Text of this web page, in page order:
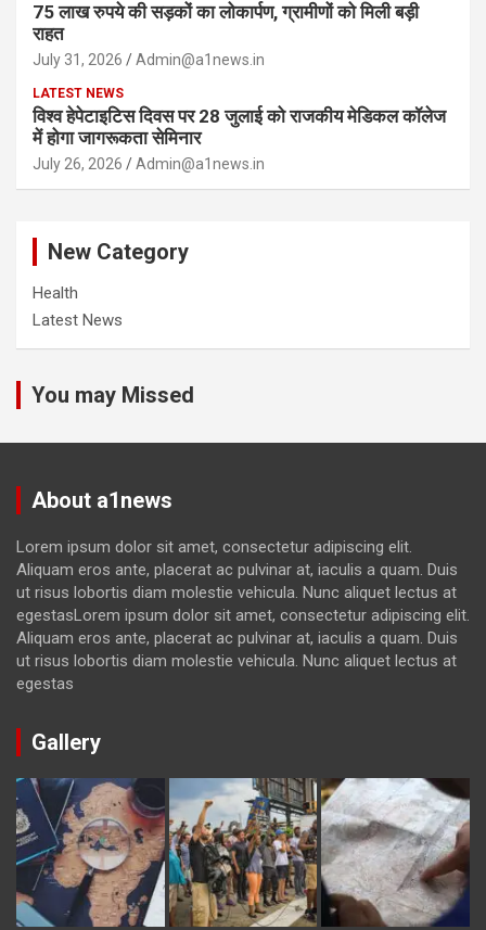
75 लाख रुपये की सड़कों का लोकार्पण, ग्रामीणों को मिली बड़ी
राहत
July 31, 2026 Admin@a1news.in
LATEST NEWS
विश्व हेपेटाइटिस दिवस पर 28 जुलाई को राजकीय मेडिकल कॉलेज
में होगा जागरूकता सेमिनार
July 26, 2026 Admin@a1news.in
New Category
Health
Latest News
You may Missed
About a1news
Lorem ipsum dolor sit amet, consectetur adipiscing elit.
Aliquam eros ante, placerat ac pulvinar at, iaculis a quam. Duis
ut risus lobortis diam molestie vehicula. Nunc aliquet lectus at
egestasLorem ipsum dolor sit amet, consectetur adipiscing elit.
Aliquam eros ante, placerat ac pulvinar at, iaculis a quam. Duis
ut risus lobortis diam molestie vehicula. Nunc aliquet lectus at
egestas
Gallery